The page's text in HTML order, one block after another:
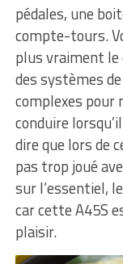
pédales, une
compte-tours.
plus vraiment
des systèmes
complexes pour
conduire
dire que lors de
pas trop joué
sur l’essentiel,
car cette A45S
plaisir.